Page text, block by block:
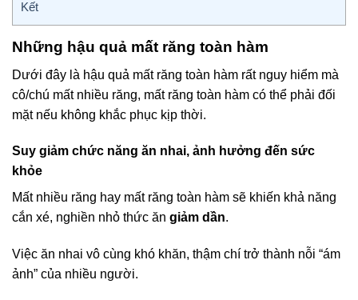
Kết
Những hậu quả mất răng toàn hàm
Dưới đây là hậu quả mất răng toàn hàm rất nguy hiểm mà
cô/chú mất nhiều răng, mất răng toàn hàm có thể phải đối
mặt nếu không khắc phục kịp thời.
Suy giảm chức năng ăn nhai, ảnh hưởng đến sức
khỏe
Mất nhiều răng hay mất răng toàn hàm sẽ khiến khả năng
cắn xé, nghiền nhỏ thức ăn giảm dần.
Việc ăn nhai vô cùng khó khăn, thậm chí trở thành nỗi “ám
ảnh” của nhiều người.